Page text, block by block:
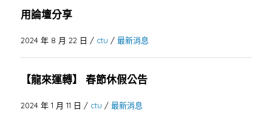
用論壇分享
2024 年 8 月 22 日 / ctu / 最新消息
【龍來運轉】 春節休假公告
2024 年 1 月 11 日 / ctu / 最新消息